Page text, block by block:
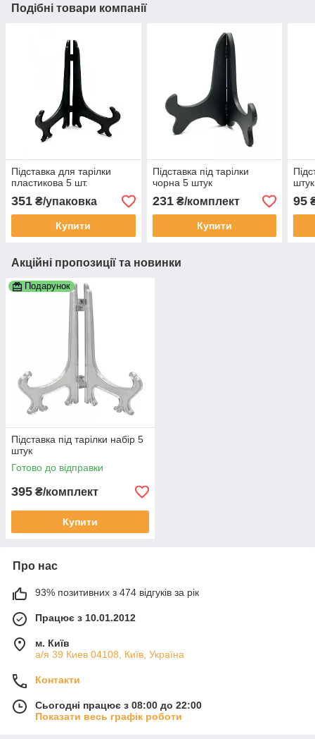
Подібні товари компанії
Підставка для тарілки
пластикова 5 шт.
351 ₴/упаковка
Купити
Підставка під тарілки
чорна 5 штук
231₴/комплект
Купити
штук
95
Акційні пропозиції та новинки
Подарунок
Підставка під тарілки набір 5
штук
Готово до відправки
395 ₴/комплект
Купити
Про нас
93% позитивних з 474 відгуків за рік
Працює з 10.01.2012
м. Київ
а/я 39 Киев 04108, Київ, Україна
Контакти
Сьогодні працює з 08:00 до 22:00
Показати весь графік роботи